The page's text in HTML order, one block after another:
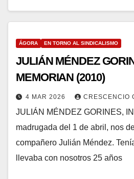
ÁGORA EN TORNO AL SINDICALISMO
JULIÁN MÉNDEZ
MEMORIAN (2010)
4 MAR 2026 CRESCENCIO
JULIÁN MÉNDEZ GORINES,
madrugada del 1 de abril, nos
compañero Julián Méndez.
llevaba con nosotros 25 años